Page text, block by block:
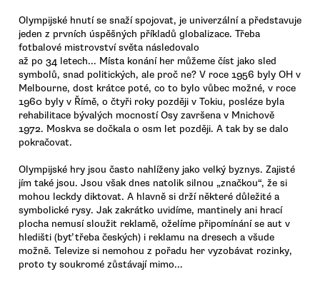
Olympijské hnutí se snaží spojovat, je univerzální a představuje
jeden z prvních úspěšných příkladů globalizace. Třeba
fotbalové mistrovství světa následovalo
až po 34 letech... Místa konání her můžeme číst jako sled
symbolů, snad politických, ale proč ne? V roce 1956 byly OH v
Melbourne, dost krátce poté, co to bylo vůbec možné, v roce
1960 byly v Římě, o čtyři roky později v Tokiu, posléze byla
rehabilitace bývalých mocností Osy završena v Mnichově
1972. Moskva se dočkala o osm let později. A tak by se dalo
pokračovat.
Olympijské hry jsou často nahlíženy jako velký byznys. Zajisté
jím také jsou. Jsou však dnes natolik silnou „značkou“, že si
mohou leckdy diktovat. A hlavně si drží některé důležité a
symbolické rysy. Jak zakrátko uvidíme, mantinely ani hrací
plocha nemusí sloužit reklamě, oželíme připomínání se aut v
hledišti (byť třeba českých) i reklamu na dresech a všude
možně. Televize si nemohou z pořadu her vyzobávat rozinky,
proto ty soukromé zůstávají mimo...